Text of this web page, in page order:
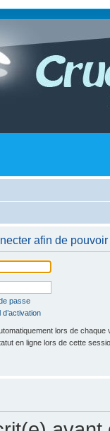
afin de
passe
lors de chaque
en ligne lors de cette